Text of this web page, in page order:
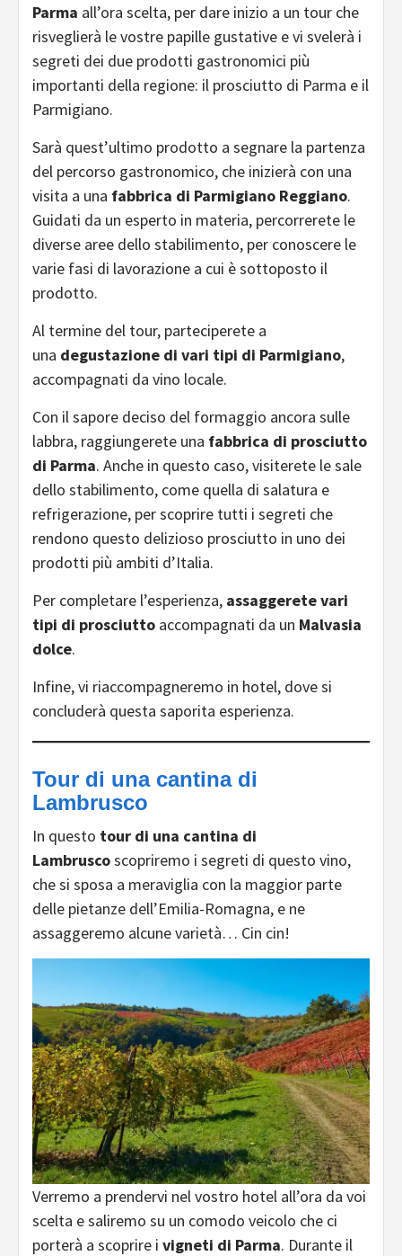
Parma all’ora scelta, per dare inizio a un tour che
risveglierà le vostre papille gustative e vi svelerà i
segreti dei due prodotti gastronomici più
importanti della regione: il prosciutto di Parma e il
Parmigiano.
Sarà quest’ultimo prodotto a segnare la partenza
del percorso gastronomico, che inizierà con una
visita a una fabbrica di Parmigiano Reggiano.
Guidati da un esperto in materia, percorrerete le
diverse aree dello stabilimento, per conoscere le
varie fasi di lavorazione a cui è sottoposto il
prodotto.
Al termine del tour, parteciperete a
una degustazione di vari tipi di Parmigiano,
accompagnati da vino locale.
Con il sapore deciso del formaggio ancora sulle
labbra, raggiungerete una fabbrica di prosciutto
di Parma. Anche in questo caso, visiterete le sale
dello stabilimento, come quella di salatura e
refrigerazione, per scoprire tutti i segreti che
rendono questo delizioso prosciutto in uno dei
prodotti più ambiti d’Italia.
Per completare l’esperienza, assaggerete vari
tipi di prosciutto accompagnati da un Malvasia
dolce.
Infine, vi riaccompagneremo in hotel, dove si
concluderà questa saporita esperienza.
Tour di una cantina di
Lambrusco
In questo tour di una cantina di
Lambruscoscopriremo i segreti di questo vino,
che si sposa a meraviglia con la maggior parte
delle pietanze dell’Emilia-Romagna, e ne
assaggeremo alcune varietà… Cin cin!
Verremo a prendervi nel vostro hotel all’ora da voi
scelta e saliremo su un comodo veicolo che ci
porterà a scoprire i vigneti di Parma. Durante il